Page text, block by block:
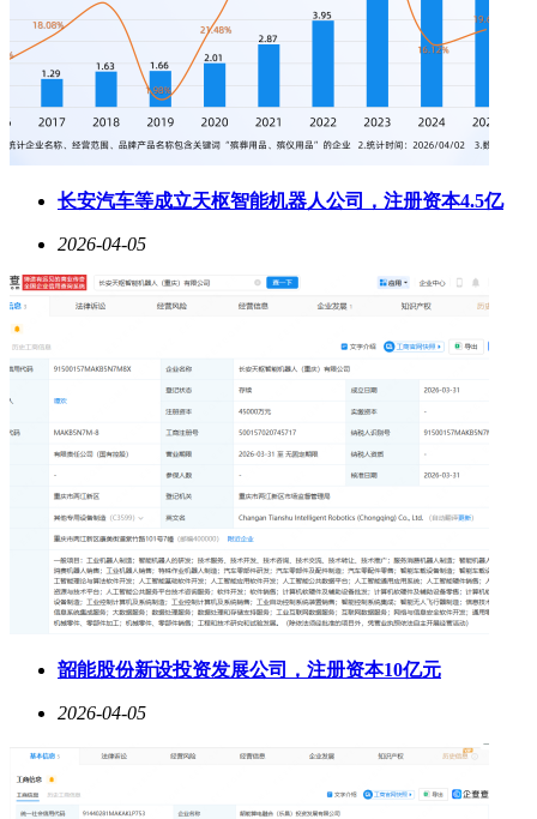
长安汽车等成立天枢智能机器人公司，注册资本4.5亿
2026-04-05
韶能股份新设投资发展公司，注册资本10亿元
2026-04-05